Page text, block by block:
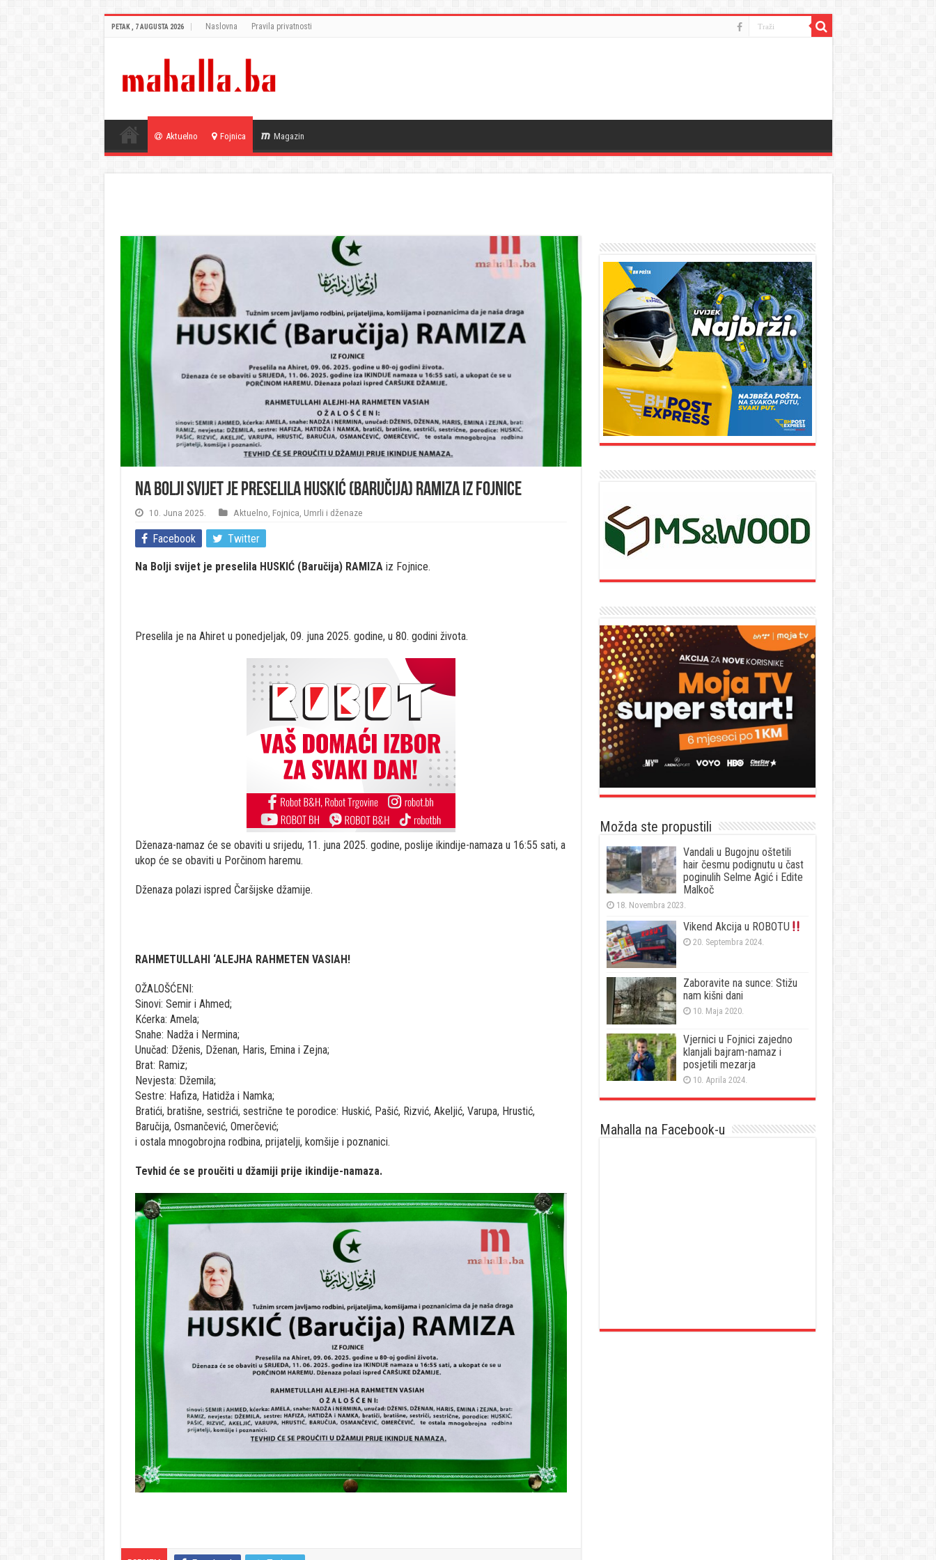
PETAK , 7 AUGUSTA 2026 Naslovna Pravila privatnosti
Aktuelno Fojnica Magazin
Na Bolji svijet je preselila HUSKIĆ (Baručija) RAMIZA iz Fojnice
10. Juna 2025. Aktuelno Fojnica Umrli i dženaze
Facebook Twitter
Na Bolji svijet je preselila HUSKIĆ (Baručija) RAMIZA iz Fojnice.
Preselila je na Ahiret u ponedjeljak, 09. juna 2025. godine, u 80. godini života.
Dženaza-namaz će se obaviti u srijedu, 11. juna 2025. godine, poslije ikindije-namaza u 16:55 sati, a
ukop će se obaviti u Porčinom haremu.
Dženaza polazi ispred Čaršijske džamije.
RAHMETULLAHI ‘ALEJHA RAHMETEN VASIAH!
OŽALOŠĆENI:
Sinovi: Semir i Ahmed;
Kćerka: Amela;
Snahe: Nadža i Nermina;
Unučad: Dženis, Dženan, Haris, Emina i Zejna;
Brat: Ramiz;
Nevjesta: Džemila;
Sestre: Hafiza, Hatidža i Namka;
Bratići, bratišne, sestrići, sestrične te porodice: Huskić, Pašić, Rizvić, Akeljić, Varupa, Hrustić,
Baručija, Osmančević, Omerčević;
i ostala mnogobrojna rodbina, prijatelji, komšije i poznanici.
Tevhid će se proučiti u džamiji prije ikindije-namaza.
Možda ste propustili
Vandali u Bugojnu oštetili
hair česmu podignutu u čast
poginulih Selme Agić i Edite
Malkoč
18. Novembra 2023.
Vikend Akcija u ROBOTU
20. Septembra 2024.
Zaboravite na sunce: Stižu
nam kišni dani
10. Maja 2020.
Vjernici u Fojnici zajedno
klanjali bajram-namaz i
posjetili mezarja
10. Aprila 2024.
Mahalla na Facebook-u